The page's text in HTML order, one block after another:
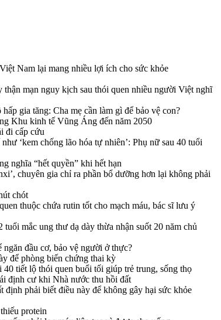
Nam lại mang nhiều lợi ích cho sức khỏe
thận mạn nguy kịch sau thói quen nhiều người Việt nghĩ
gia tăng: Cha mẹ cần làm gì để bảo vệ con?
Khu kinh tế Vũng Áng đến năm 2050
đi cấp cứu
‘kem chống lão hóa tự nhiên’: Phụ nữ sau 40 tuổi
nghĩa “hết quyền” khi hết hạn
chuyên gia chỉ ra phần bổ dưỡng hơn lại không phải
chót
thuộc chứa rutin tốt cho mạch máu, bác sĩ lưu ý
tuổi mắc ung thư dạ dày thừa nhận suốt 20 năm chủ
đầu cơ, bảo vệ người ở thực?
để phòng biến chứng thai kỳ
tiết lộ thói quen buổi tối giúp trẻ trung, sống thọ
định cư khi Nhà nước thu hồi đất
định phải biết điều này để không gây hại sức khỏe
protein